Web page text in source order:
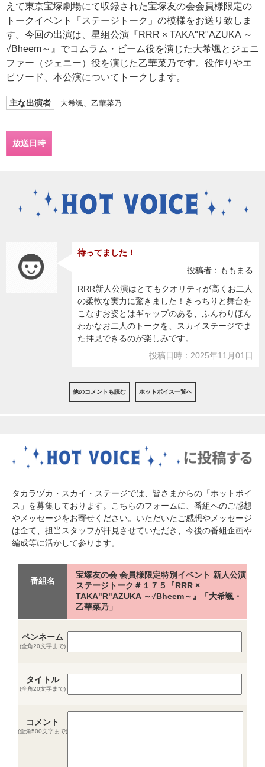
えて東京宝塚劇場にて収録された宝塚友の会会員様限定の
トークイベント「ステージトーク」の模様をお送り致しま
す。今回の出演は、星組公演『RRR × TAKA"R"AZUKA ～
√Bheem～』でコムラム・ビーム役を演じた大希颯とジェニ
ファー（ジェニー）役を演じた乙華菜乃です。役作りやエ
ピソード、本公演についてトークします。
主な出演者 大希颯、乙華菜乃
放送日時
待ってました！
投稿者：ももまる
RRR新人公演はとてもクオリティが高くお二人
の柔軟な実力に驚きました！きっちりと舞台を
こなすお姿とはギャップのある、ふんわりほん
わかなお二人のトークを、スカイステージでま
た拝見できるのが楽しみです。
投稿日時：2025年11月01日
他のコメントも読む ホットボイス一覧へ
タカラヅカ・スカイ・ステージでは、皆さまからの「ホットボイ
ス」を募集しております。こちらのフォームに、番組へのご感想
やメッセージをお寄せください。いただいたご感想やメッセージ
は全て、担当スタッフが拝見させていただき、今後の番組企画や
編成等に活かして参ります。
番組名
宝塚友の会 会員様限定特別イベント 新人公演
ステージトーク＃１７５『RRR ×
TAKA"R"AZUKA ～√Bheem～』「大希颯・
乙華菜乃」
ペンネーム
(全角20文字まで)
タイトル
(全角20文字まで)
コメント
(全角500文字まで)